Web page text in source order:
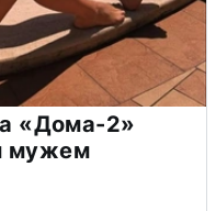
«Дома-2»
мужем